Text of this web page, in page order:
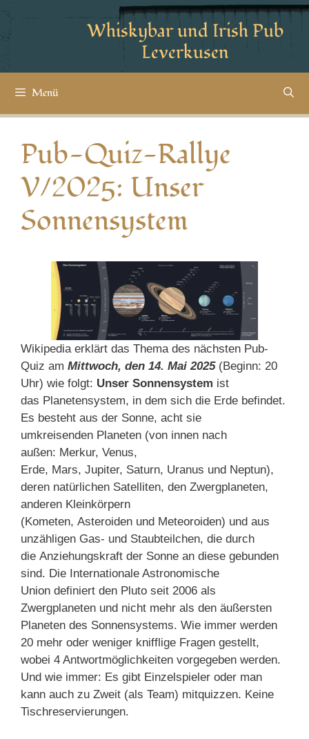
Whiskybar und Irish Pub
Leverkusen
Menü
Pub-Quiz-Rallye
V/2025: Unser
Sonnensystem
Wikipedia erklärt das Thema des nächsten Pub-
Quiz am Mittwoch, den 14. Mai 2025(Beginn: 20
Uhr) wie folgt: Unser Sonnensystem ist
das Planetensystem, in dem sich die Erde befindet.
Es besteht aus der Sonne, acht sie
umkreisenden Planeten (von innen nach
außen: Merkur, Venus,
Erde, Mars, Jupiter, Saturn, Uranus und Neptun),
deren natürlichen Satelliten, den Zwergplaneten,
anderen Kleinkörpern
(Kometen, Asteroiden und Meteoroiden) und aus
unzähligen Gas- und Staubteilchen, die durch
die Anziehungskraft der Sonne an diese gebunden
sind. Die Internationale Astronomische
Union definiert den Pluto seit 2006 als
Zwergplaneten und nicht mehr als den äußersten
Planeten des Sonnensystems. Wie immer werden
20 mehr oder weniger knifflige Fragen gestellt,
wobei 4 Antwortmöglichkeiten vorgegeben werden.
Und wie immer: Es gibt Einzelspieler oder man
kann auch zu Zweit (als Team) mitquizzen. Keine
Tischreservierungen.